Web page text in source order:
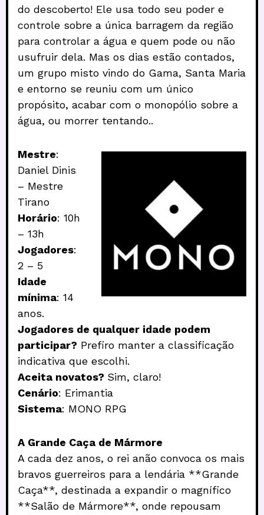
do descoberto! Ele usa todo seu poder e
controle sobre a única barragem da região
para controlar a água e quem pode ou não
usufruir dela. Mas os dias estão contados,
um grupo misto vindo do Gama, Santa Maria
e entorno se reuniu com um único
propósito, acabar com o monopólio sobre a
água, ou morrer tentando..
Mestre:
Daniel Dinis
– Mestre
Tirano
Horário: 10h
– 13h
Jogadores:
2 – 5
Idade
mínima: 14
anos.
Jogadores de qualquer idade podem
participar? Prefiro manter a classificação
indicativa que escolhi.
Aceita novatos? Sim, claro!
Cenário: Erimantia
Sistema: MONO RPG
A Grande Caça de Mármore
A cada dez anos, o rei anão convoca os mais
bravos guerreiros para a lendária **Grande
Caça**, destinada a expandir o magnífico
**Salão de Mármore**, onde repousam